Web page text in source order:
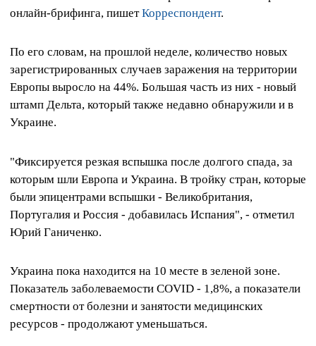
онлайн-брифинга, пишетКорреспондент.
По его словам, на прошлой неделе, количество новых
зарегистрированных случаев заражения на территории
Европы выросло на 44%. Большая часть из них - новый
штамп Дельта, который также недавно обнаружили и в
Украине.
"Фиксируется резкая вспышка после долгого спада, за
которым шли Европа и Украина. В тройку стран, которые
были эпицентрами вспышки - Великобритания,
Португалия и Россия - добавилась Испания", - отметил
Юрий Ганиченко.
Украина пока находится на 10 месте в зеленой зоне.
Показатель заболеваемости COVID - 1,8%, а показатели
смертности от болезни и занятости медицинских
ресурсов - продолжают уменьшаться.